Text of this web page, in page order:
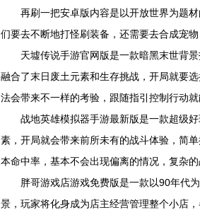
再刷一把安卓版内容是以开放世界为题材
们要去不断地打怪刷装备，还需要去合成宠物
天墟传说手游官网版是一款暗黑末世背景
融合了末日废土元素和生存挑战，开局就要
法会带来不一样的考验，跟随指引控制行动
战地英雄模拟器手游最新版是一款超级好
素，开局就会带来前所未有的战斗体验，简
本命中率，基本不会出现偏离的情况，复杂
胖哥游戏店游戏免费版是一款以90年代为
景，玩家将化身成为店主经营管理整个小店